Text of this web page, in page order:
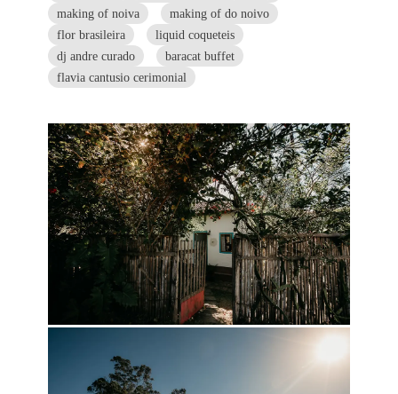
making of noiva
making of do noivo
flor brasileira
liquid coqueteis
dj andre curado
baracat buffet
flavia cantusio cerimonial